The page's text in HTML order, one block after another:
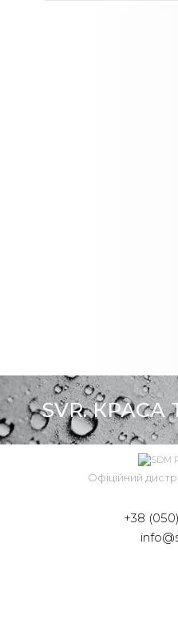
SVR. КРАСА
Офіційний
+38